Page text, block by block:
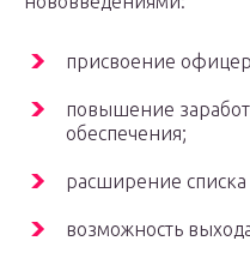
присвоение
повышение
обеспечения;
расширение
возможность